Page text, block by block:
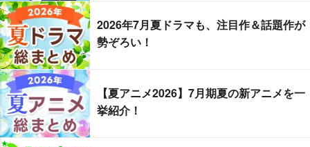
2026年7月夏ドラマも、注目作＆話題作が
勢ぞろい！
【夏アニメ2026】7月期夏の新アニメを一
挙紹介！